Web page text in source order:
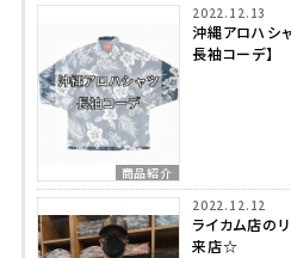
商品紹介
2022.12.13
沖縄アロハシ
長袖コーデ】
2022.12.12
ライカム店の
来店☆